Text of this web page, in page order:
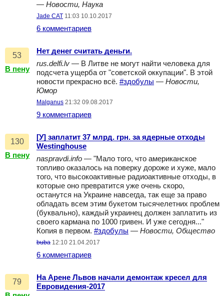
— Новости, Наука
Jade CAT 11:03 10.10.2017
6 комментариев
53
В пену
Нет денег считать деньги.
rus.delfi.lv — В Литве не могут найти человека для
подсчета ущерба от "советской оккупации". В этой
новости прекрасно всё. #здобулы — Новости,
Юмор
Malganus 21:32 09.08.2017
9 комментариев
130
В пену
[У] заплатит 37 млрд. грн. за ядерные отходы
Westinghouse
naspravdi.info — "Мало того, что американское
топливо оказалось на поверку дороже и хуже, мало
того, что высокоактивные радиоактивные отходы, в
которые оно превратится уже очень скоро,
останутся на Украине навсегда, так еще за право
обладать всем этим букетом тысячелетних проблем
(буквально), каждый украинец должен заплатить из
своего кармана по 1000 гривен. И уже сегодня..."
Копия в первом. #здобулы — Новости, Общество
buba 12:10 21.04.2017
6 комментариев
79
На Арене Львов начали демонтаж кресел для
Евровидения-2017